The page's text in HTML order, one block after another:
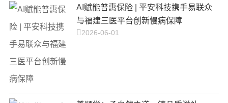
AI赋能普惠保险 | 平安科技携手易联众
与福建三医平台创新慢病保障
2026-06-01